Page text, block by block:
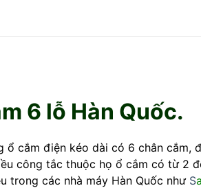
6 lỗ Hàn Quốc.
ổ cắm điện kéo dài có 6 chân cắm,
công tắc thuộc họ ổ cắm có từ 2
trong các nhà máy Hàn Quốc như S